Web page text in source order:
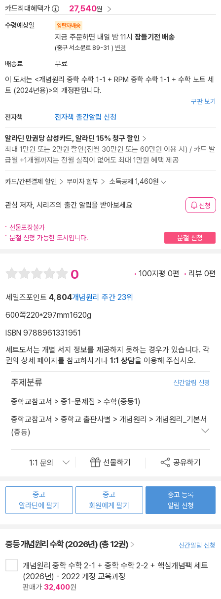
카드최대혜택가 27,540원
수령예상일 양탄자배송
지금 주문하면 내일 밤 11시 잠들기전 배송
(중구 서소문로 89-31 ) 변경
배송료
무료
이 도서는 <개념원리 중학 수학 1-1 + RPM 중학 수학 1-1 + 수학 노트 세
트 (2024년용)>의 개정판입니다.
구판 보기
전자책 전자책 출간알림 신청
알라딘 만권당 삼성카드, 알라딘 15% 청구 할인
최대 1만원 또는 2만원 할인(전월 30만원 또는 60만원 이용 시) / 카드 발
급월 +1개월까지는 전월 실적이 없어도 최대 1만원 혜택 제공
카드/간편결제 할인 무이자 할부 소득공제 1,460원
관심 저자, 시리즈의 출간 알림을 받아보세요 신청
선물포장불가
분철 신청 가능한 도서입니다.
분철 신청
0 100자평 0편 리뷰 0편
세일즈포인트 4,804개념원리 주간 23위
600쪽220*297mm1620g
ISBN 9788961331951
세트도서는 개별 서지 정보를 제공하지 못하는 경우가 있습니다. 각
권의 상세 페이지를 참고하시거나 1:1 상담을 이용해 주십시오.
주제분류 신간알림 신청
중학교참고서 > 중1-문제집 > 수학(중등1)
중학교참고서 > 중학교 출판사별 > 개념원리 > 개념원리_기본서
(중등)
선물하기 공유하기
중고
알라딘에 팔기
중고
회원에게 팔기
중고 등록
알림 신청
중등 개념원리 수학 (2026년) (총 12권) 신간알림 신청
개념원리 중학 수학 2-1 + 중학 수학 2-2 + 핵심개념팩 세트
(2026년) - 2022 개정 교육과정
판매가 32,400원